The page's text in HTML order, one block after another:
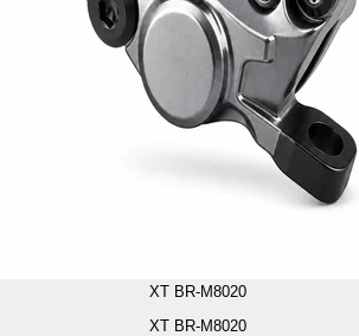
XT BR-M8020
XT BR-M8020